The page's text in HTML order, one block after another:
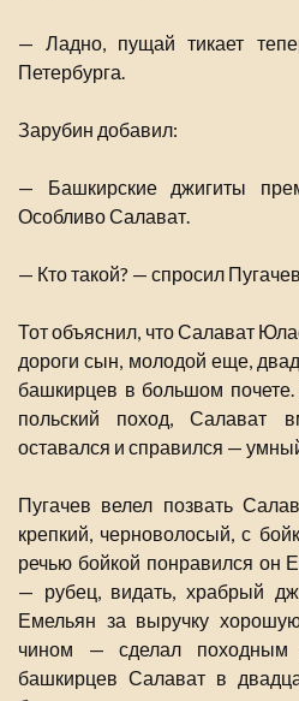
— Ладно, пущай тикает
Петербурга.
Зарубин добавил:
— Башкирские джигиты
Особливо Салават.
— Кто такой? — спросил
Тот объяснил, что Салават
дороги сын, молодой еще,
башкирцев в большом почете.
польский поход, Салават
оставался и справился —
Пугачев велел позвать
крепкий, черноволосый, с
речью бойкой понравился он
— рубец, видать, храбрый
Емельян за выручку
чином — сделал походным
башкирцев Салават в